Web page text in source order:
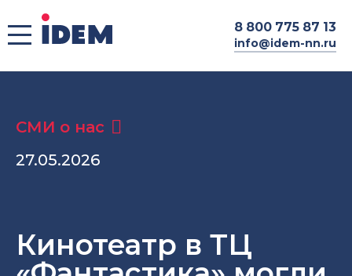
8 800 775 87 13
info@idem-nn.ru
СМИ о нас
27.05.2026
Кинотеатр в ТЦ